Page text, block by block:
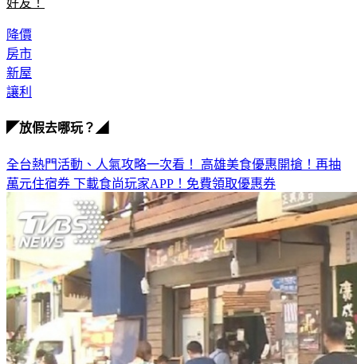
好友！
降價
房市
新屋
讓利
◤放假去哪玩？◢
全台熱門活動、人氣攻略一次看！ 高雄美食優惠開搶！再抽
萬元住宿券 下載食尚玩家APP！免費領取優惠券